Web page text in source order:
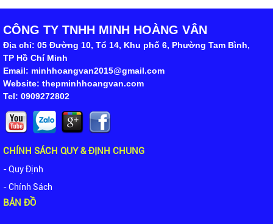
CÔNG TY TNHH MINH HOÀNG VÂN
Địa chỉ: 05 Đường 10, Tổ 14, Khu phố 6, Phường Tam Bình,
TP Hồ Chí Minh
Email: minhhoangvan2015@gmail.com
Website: thepminhhoangvan.com
Tel: 0909272802
CHÍNH SÁCH QUY & ĐỊNH CHUNG
- Quy Định
- Chính Sách
BẢN ĐỒ